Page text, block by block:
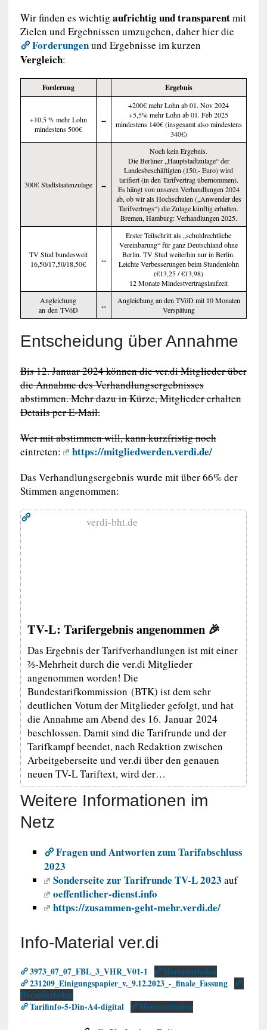
Wir finden es wichtig aufrichtig und transparentmit
Zielen und Ergebnissen umzugehen, daher hier die
Forderungenund Ergebnisse im kurzen
Vergleich:
Forderung Ergebnis
+10,5 % mehr Lohn
mindestens 500€
↔️
+200€ mehr Lohn ab 01. Nov 2024
+5,5% mehr Lohn ab 01. Feb 2025
mindestens 140€ (insgesamt also mindestens
340€)
300€ Stadtstaatenzulage ↔️
Noch kein Ergebnis.
Die Berliner „Hauptstadtzulage“ der
Landesbeschäftigten (150,- Euro) wird
tarifiert (in den Tarifvertrag übernommen).
Es hängt von unseren Verhandlungen 2024
ab, ob wir als Hochschulen („Anwender des
Tarifvertrags“) die Zulage künftig erhalten.
Bremen, Hamburg: Verhandlungen 2025.
TV Stud bundesweit
16,50/17,50/18,50€
↔️
Erster Teilschritt als „schuldrechtliche
Vereinbarung“ für ganz Deutschland ohne
Berlin. TV Stud weiterhin nur in Berlin.
Leichte Verbesserungen beim Stundenlohn
(€13,25 / €13,98)
12 Monate Mindestvertragslaufzeit
Angleichung
an den TVöD
↔️
Angleichung an den TVöD mit 10 Monaten
Verspätung
Entscheidung über Annahme
Bis 12. Januar 2024 können die ver.di Mitglieder über
die Annahme des Verhandlungsergebnisses
abstimmen. Mehr dazu in Kürze, Mitglieder erhalten
Details per E-Mail.
Wer mit abstimmen will, kann kurzfristig noch
eintreten:
https://mitgliedwerden.verdi.de/
Das Verhandlungsergebnis wurde mit über 66% der
Stimmen angenommen:
verdi-bht.de
TV-L: Tarifergebnis angenommen 🎉
Das Ergebnis der Tarifverhandlungen ist mit einer
⅔-Mehrheit durch die ver.di Mitglieder
angenommen worden! Die
Bundestarifkommission (BTK) ist dem sehr
deutlichen Votum der Mitglieder gefolgt, und hat
die Annahme am Abend des 16. Januar 2024
beschlossen. Damit sind die Tarifrunde und der
Tarifkampf beendet, nach Redaktion zwischen
Arbeitgeberseite und ver.di über den genauen
neuen TV-L Tariftext, wird der…
Weitere Informationen im
Netz
Fragen und Antworten zum Tarifabschluss
2023
Sonderseite zur Tarifrunde TV-L 2023 auf
oeffentlicher-dienst.info
https://zusammen-geht-mehr.verdi.de/
Info-Material ver.di
3973_07_07_FBL_3_VHR_V01-1
Herunterladen
231209_Einigungspapier_v._9.12.2023_-_finale_Fassung
Herunterladen
Tarifinfo-5-Din-A4-digital
Herunterladen